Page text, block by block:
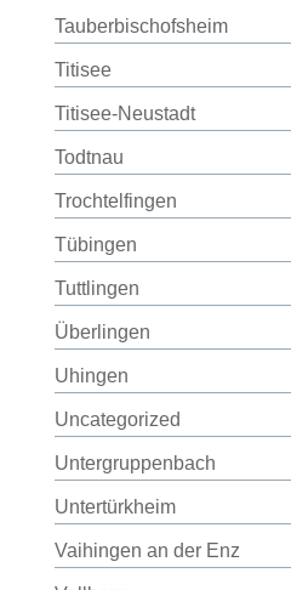
Tauberbischofsheim
Titisee
Titisee-Neustadt
Todtnau
Trochtelfingen
Tübingen
Tuttlingen
Überlingen
Uhingen
Uncategorized
Untergruppenbach
Untertürkheim
Vaihingen an der Enz